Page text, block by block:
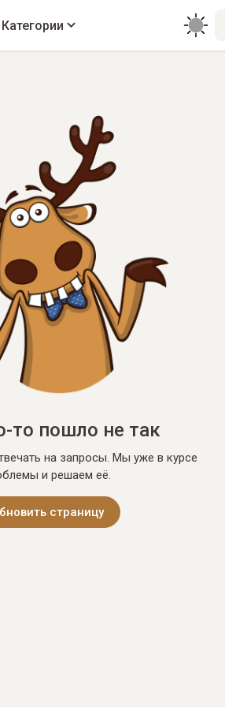
Категории
то пошло не так
на запросы. Мы уже в курсе
и решаем её.
страницу